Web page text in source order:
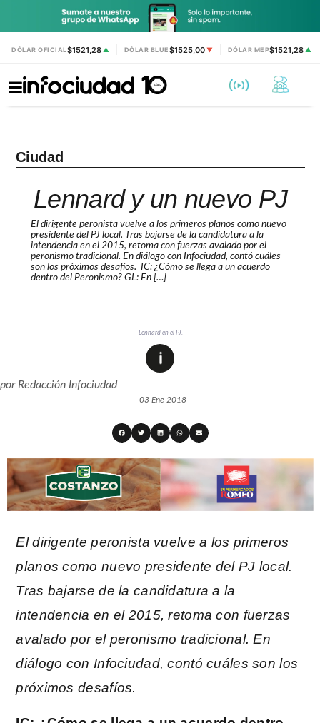
DÓLAR OFICIAL$1521,28 ▲ DÓLAR BLUE$1525,00 ▼ DÓLAR MEP$1521,28▲
Ciudad
Lennard y un nuevo PJ
El dirigente peronista vuelve a los primeros planos como nuevo
presidente del PJ local. Tras bajarse de la candidatura a la
intendencia en el 2015, retoma con fuerzas avalado por el
peronismo tradicional. En diálogo con Infociudad, contó cuáles
son los próximos desafíos. IC: ¿Cómo se llega a un acuerdo
dentro del Peronismo? GL: En […]
Lennard en el PJ.
porRedacción Infociudad
03 Ene 2018
El dirigente peronista vuelve a los primeros
planos como nuevo presidente del PJ local.
Tras bajarse de la candidatura a la
intendencia en el 2015, retoma con fuerzas
avalado por el peronismo tradicional. En
diálogo con Infociudad, contó cuáles son los
próximos desafíos.